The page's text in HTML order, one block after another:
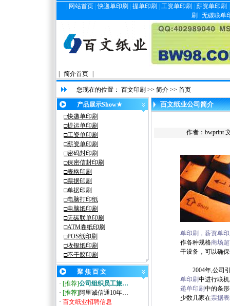
网站首页 |快递单印刷 提单印刷 工资单印刷 薪资单印刷
刷
无碳联单
简介首页
您现在的位置： 百文印刷 >> 简介 >> 首页
产品展示Show★
□快递单印刷
□提运单印刷
□工资单印刷
□薪资单印刷
□密码封印刷
□保密信封印刷
□表格印刷
□票据印刷
□单据印刷
□电脑打印纸
□电脑纸印刷
□无碳联单印刷
□ATM卷纸印刷
□POS纸印刷
□收银纸印刷
□不干胶印刷
聚 焦 百 文
· [推荐]公司组织员工旅…
· [推荐]阿里诚信通10年…
· 百文纸业招聘信息
百文纸业公司简介
作者：bwprint
单印刷 ， 薪资单
作各种规格商场
干设备，可以确保
2004年,公司
单印刷中进行联
递单印刷中的条
少数几家在票据